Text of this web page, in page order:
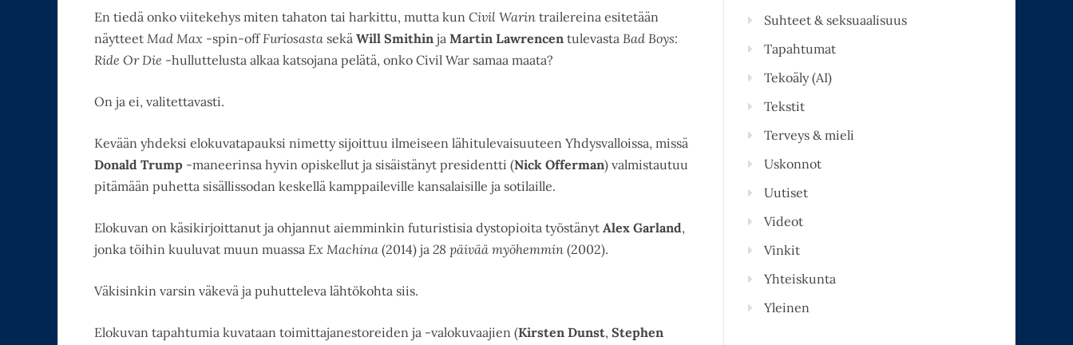
En tiedä onko viitekehys miten tahaton tai harkittu, mutta kun Civil Warin trailereina esitetään
näytteet Mad Max -spin-offFuriosasta sekä Will Smithin ja Martin Lawrencen tulevasta Bad Boys:
Ride Or Die -hulluttelusta alkaa katsojana pelätä, onko Civil War samaa maata?
On ja ei, valitettavasti.
Kevään yhdeksi elokuvatapauksi nimetty sijoittuu ilmeiseen lähitulevaisuuteen Yhdysvalloissa, missä
Donald Trump -maneerinsa hyvin opiskellut ja sisäistänyt presidentti (Nick Offerman) valmistautuu
pitämään puhetta sisällissodan keskellä kamppaileville kansalaisille ja sotilaille.
Elokuvan on käsikirjoittanut ja ohjannut aiemminkin futuristisia dystopioita työstänyt Alex Garland,
jonka töihin kuuluvat muun muassa Ex Machina (2014) ja 28 päivää myöhemmin (2002).
Väkisinkin varsin väkevä ja puhutteleva lähtökohta siis.
Elokuvan tapahtumia kuvataan toimittajanestoreiden ja -valokuvaajien (Kirsten Dunst, Stephen
Suhteet & seksuaalisuus
Tapahtumat
Tekoäly (AI)
Tekstit
Terveys & mieli
Uskonnot
Uutiset
Videot
Vinkit
Yhteiskunta
Yleinen